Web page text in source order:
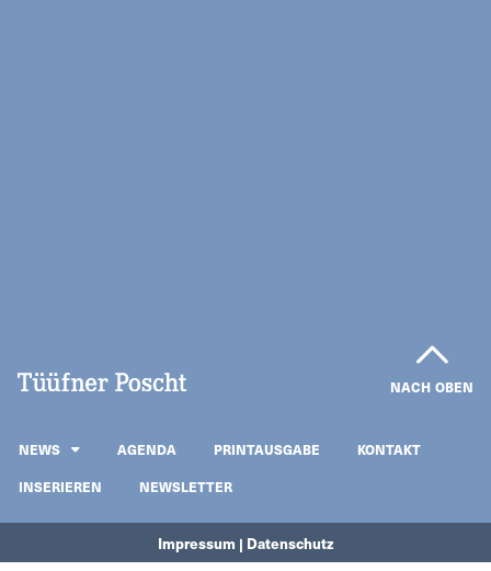
NACH OBEN
NEWS AGENDA PRINTAUSGABE
KONTAKT
INSERIEREN
NEWSLETTER
Impressum | Datenschutz